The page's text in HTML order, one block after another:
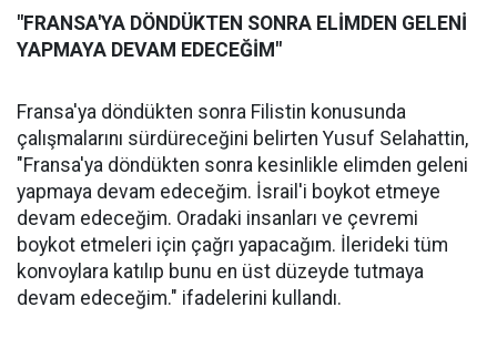
"FRANSA'YA DÖNDÜKTEN SONRA ELİMDEN GELENİ
YAPMAYA DEVAM EDECEĞİM"
Fransa'ya döndükten sonra Filistin konusunda
çalışmalarını sürdüreceğini belirten Yusuf Selahattin,
"Fransa'ya döndükten sonra kesinlikle elimden geleni
yapmaya devam edeceğim. İsrail'i boykot etmeye
devam edeceğim. Oradaki insanları ve çevremi
boykot etmeleri için çağrı yapacağım. İlerideki tüm
konvoylara katılıp bunu en üst düzeyde tutmaya
devam edeceğim." ifadelerini kullandı.